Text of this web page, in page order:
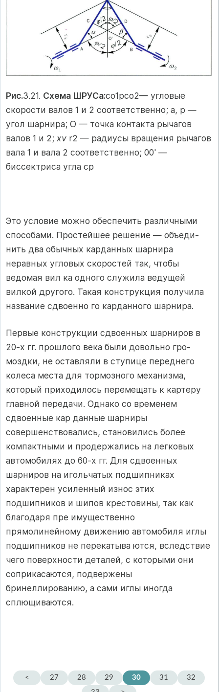
Рис.3.21. Схема ШРУСа:со1рсо2— угловые
скорости валов 1 и 2 соответственно; а, р —
угол шарнира; О — точка контакта рычагов
валов 1 и 2; xv r2 — радиусы вращения рычагов
вала 1 и вала 2 соответственно; 00' —
биссектриса угла ср
Это условие можно обеспечить различными
способами. Простейшее решение — объеди­
нить два обычных карданных шарнира
неравных угловых скоростей так, чтобы
ведомая вил­ ка одного служила ведущей
вилкой другого. Такая конструкция получила
название сдвоенно­ го карданного шарнира.
Первые конструкции сдвоенных шарниров в
20-х гг. прошлого века были довольно гро­
моздки, не оставляли в ступице переднего
колеса места для тормозного механизма,
который приходилось перемещать к картеру
главной передачи. Однако со временем
сдвоенные кар­ данные шарниры
совершенствовались, становились более
компактными и продержались на легковых
автомобилях до 60-х гг. Для сдвоенных
шарниров на игольчатых подшипниках
характерен усиленный износ этих
подшипников и шипов крестовины, так как
благодаря пре­ имущественно
прямолинейному движению автомобиля иглы
подшипников не перекатыва­ ются, вследствие
чего поверхности деталей, с которыми они
соприкасаются, подвержены
бринеллированию, а сами иглы иногда
сплющиваются.
< 27 28 29 30 31
32